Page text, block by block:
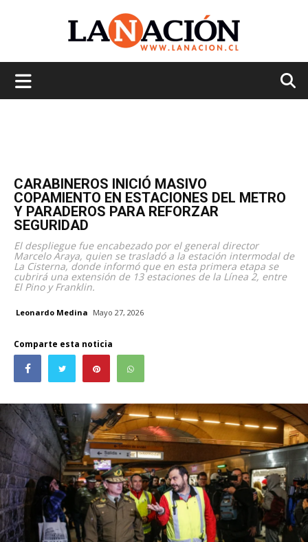
CARABINEROS INICIÓ MASIVO
COPAMIENTO EN ESTACIONES DEL METRO
Y PARADEROS PARA REFORZAR
SEGURIDAD
El despliegue fue encabezado por el general director
Marcelo Araya, quien se trasladó a la estación intermodal de
La Cisterna, donde informó que en esta primera etapa se
cubrirá una extensión de 13 estaciones de la Línea 2, entre
El Pino y Franklin.
Leonardo Medina Mayo 27, 2026
Comparte esta noticia